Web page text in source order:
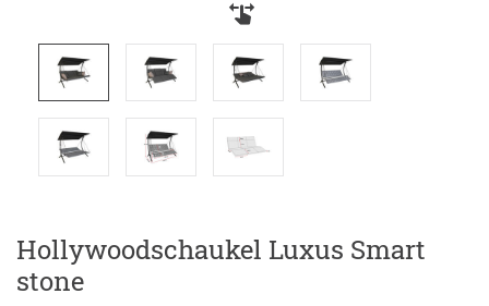
Hollywoodschaukel Luxus Smart
stone